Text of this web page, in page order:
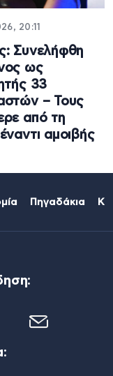
20:11
Συνελήφθη
ως
33
– Τους
από τη
αμοιβής
Πηγαδάκια